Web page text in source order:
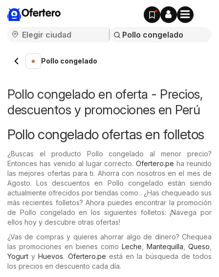
Ofertero
Pollo congelado
Pollo congelado en oferta - Precios,
descuentos y promociones en Perú
Pollo congelado ofertas en folletos
¿Buscas el producto Pollo congelado al menor precio?
Entonces has venido al lugar correcto.Ofertero.pe ha reunido
las mejores ofertas para ti. Ahorra con nosotros en el mes de
Agosto. Los descuentos en Pollo congelado están siendo
actualmente ofrecidos por tiendas como . ¿Has chequeado sus
más recientes folletos? Ahora puedes encontrar la promoción
de Pollo congelado en los siguientes folletos: ¡Navega por
ellos hoy y descubre otras ofertas!
¿Vas de compras y quieres ahorrar algo de dinero? Chequea
las promociones en bienes como Leche Mantequilla Queso
Yogurt yHuevos. Ofertero.pe está en la búsqueda de todos
los precios en descuento cada día.